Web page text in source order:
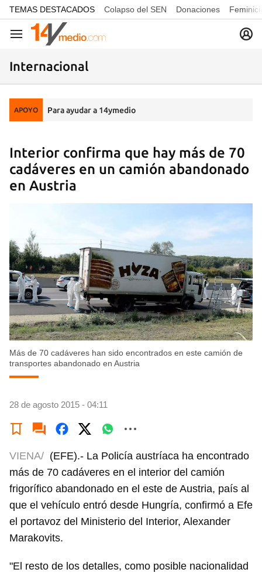
common.go-to-content
TEMAS DESTACADOS Colapso del SEN Donaciones
Navegación
Internacional
APOYO Para ayudar a 14ymedio
Interior confirma que hay más de 70
cadáveres en un camión abandonado
en Austria
Más de 70 cadáveres han sido encontrados en este camión de
transportes abandonado en Austria
28 de agosto 2015 - 04:11
VIENA/ (EFE).- La Policía austríaca ha encontrado
más de 70 cadáveres en el interior del camión
frigorífico abandonado en el este de Austria, país al
que el vehículo entró desde Hungría, confirmó a Efe
el portavoz del Ministerio del Interior, Alexander
Marakovits.
"El resto de los detalles, como posible nacionalidad